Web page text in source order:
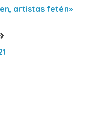
anterior:artistas fetén»
Entrada
siguiente: